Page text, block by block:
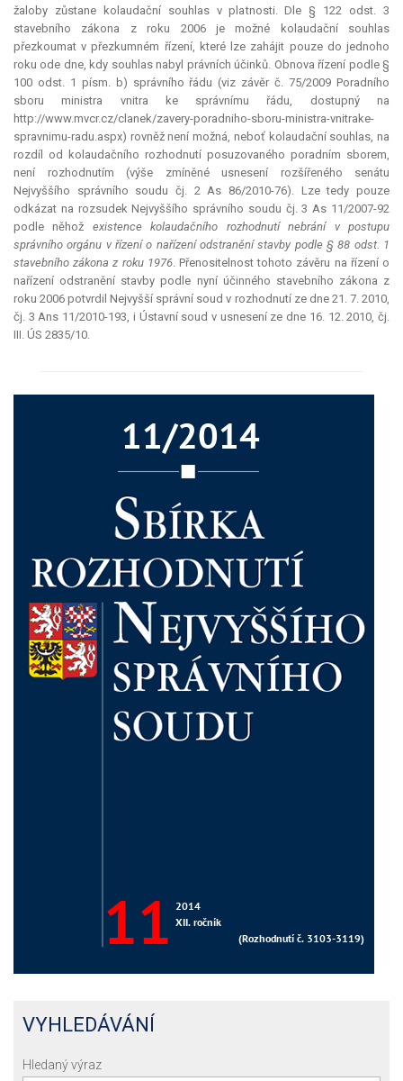
žaloby zůstane kolaudační souhlas v platnosti. Dle § 122 odst. 3
stavebního zákona z roku 2006 je možné kolaudační souhlas
přezkoumat v přezkumném řízení, které lze zahájit pouze do jednoho
roku ode dne, kdy souhlas nabyl právních účinků. Obnova řízení podle §
100 odst. 1 písm. b) správního řádu (viz závěr č. 75/2009 Poradního
sboru ministra vnitra ke správnímu řádu, dostupný na
http://www.mvcr.cz/clanek/zavery-poradniho-sboru-ministra-vnitrake-
spravnimu-radu.aspx) rovněž není možná, neboť kolaudační souhlas, na
rozdíl od kolaudačního rozhodnutí posuzovaného poradním sborem,
není rozhodnutím (výše zmíněné usnesení rozšířeného senátu
Nejvyššího správního soudu čj. 2 As 86/2010-76). Lze tedy pouze
odkázat na rozsudek Nejvyššího správního soudu čj. 3 As 11/2007-92
podle něhož existence kolaudačního rozhodnutí nebrání v postupu
správního orgánu v řízení o nařízení odstranění stavby podle § 88 odst. 1
stavebního zákona z roku 1976. Přenositelnost tohoto závěru na řízení o
nařízení odstranění stavby podle nyní účinného stavebního zákona z
roku 2006 potvrdil Nejvyšší správní soud v rozhodnutí ze dne 21. 7. 2010,
čj. 3 Ans 11/2010-193, i Ústavní soud v usnesení ze dne 16. 12. 2010, čj.
III. ÚS 2835/10.
VYHLEDÁVÁNÍ
Hledaný výraz